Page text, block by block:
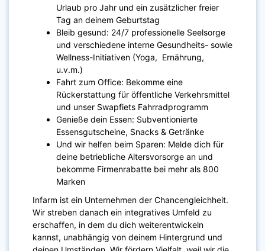
Urlaub pro Jahr und ein zusätzlicher freier
Tag an deinem Geburtstag
Bleib gesund: 24/7 professionelle Seelsorge
und verschiedene interne Gesundheits- sowie
Wellness-Initiativen (Yoga, Ernährung,
u.v.m.)
Fahrt zum Office: Bekomme eine
Rückerstattung für öffentliche Verkehrsmittel
und unser Swapfiets Fahrradprogramm
Genieße dein Essen: Subventionierte
Essensgutscheine, Snacks & Getränke
Und wir helfen beim Sparen: Melde dich für
deine betriebliche Altersvorsorge an und
bekomme Firmenrabatte bei mehr als 800
Marken
Infarm ist ein Unternehmen der Chancengleichheit.
Wir streben danach ein integratives Umfeld zu
erschaffen, in dem du dich weiterentwickeln
kannst, unabhängig von deinem Hintergrund und